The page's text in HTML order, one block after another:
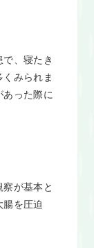
、寝たき
みられま
あった際に
が基本と
を圧迫